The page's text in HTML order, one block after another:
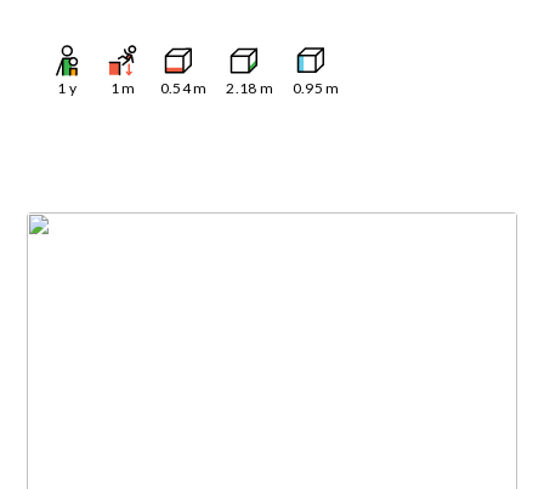
1 y 1m 0.54m 2.18 m 0.95 m